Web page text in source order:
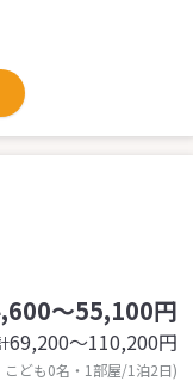
～55,100円
69,200〜110,200円
こども0名・1部屋/1泊2日)